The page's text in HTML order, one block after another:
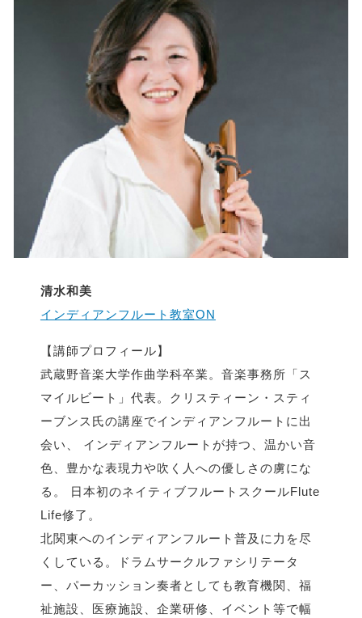
清水和美
インディアンフルート教室ON
【講師プロフィール】
武蔵野音楽大学作曲学科卒業。音楽事務所「ス
マイルビート」代表。クリスティーン・スティ
ーブンス氏の講座でインディアンフルートに出
会い、 インディアンフルートが持つ、温かい音
色、豊かな表現力や吹く人への優しさの虜にな
る。 日本初のネイティブフルートスクールFlute
Life修了。
北関東へのインディアンフルート普及に力を尽
くしている。ドラムサークルファシリテータ
ー、パーカッション奏者としても教育機関、福
祉施設、医療施設、企業研修、イベント等で幅